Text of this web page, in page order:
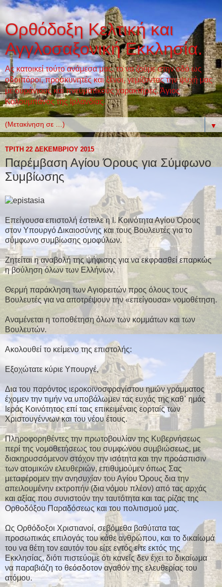
Ορθόδοξη Κελτική και
Αγγλοσαξονική Εκκλησία.
Ας κατοικεί τούτο ανάμεσα μας, το να ζούμε στην οδό ως
οδοιπόροι, προσκυνητές και ξένοι, γεμίζοντας την ψυχή μας
με ουράνιους και πνευματικούς χαρακτήρες. Άγιος
Κολουμπάνος της Ιρλανδίας.
▼
ΤΡΊΤΗ 22 ΔΕΚΕΜΒΡΊΟΥ 2015
Παρέμβαση Αγίου Όρους για Σύμφωνο
Συμβίωσης
Επείγουσα επιστολή έστειλε η Ι. Κοινότητα Αγίου Όρους
στον Υπουργό Δικαιοσύνης και τους Βουλευτές για το
σύμφωνο συμβίωσης ομοφύλων.
Ζητείται η αναβολή της ψήφισης για να εκφρασθεί επαρκώς
η βούληση όλων των Ελλήνων.
Θερμή παράκληση των Αγιορειτών προς όλους τους
Βουλευτές για να αποτρέψουν την «επείγουσα» νομοθέτηση.
Αναμένεται η τοποθέτηση όλων των κομμάτων και των
Βουλευτών.
Ακολουθεί το κείμενο της επιστολής:
Εξοχώτατε κύριε Υπουργέ,
Δια του παρόντος ιεροκοινοσφραγίστου ημών γράμματος
έχομεν την τιμήν να υποβάλωμεν τας ευχάς της καθ᾽ ημάς
Ιεράς Κοινότητος επί ταις επικειμέναις εορταίς των
Χριστουγέννων και του νέου έτους.
Πληροφορηθέντες την πρωτοβουλίαν της Κυβερνήσεως
περί της νομοθετήσεως του συμφώνου συμβιώσεως, με
διακηρυσσόμενον στόχον την ισότητα και την προάσπισιν
των ατομικών ελευθεριών, επιθυμούμεν όπως Σας
μεταφέρομεν την ανησυχίαν του Αγίου Όρους δια την
απειλουμένην εκτροπήν (δια νόμου πλέον) από τας αρχάς
και αξίας που συνιστούν την ταυτότητα και τας ρίζας της
Ορθοδόξου Παραδόσεως και του πολιτισμού μας.
Ως Ορθόδοξοι Χριστιανοί, σεβόμεθα βαθύτατα τας
προσωπικάς επιλογάς του κάθε ανθρώπου, και το δικαίωμά
του να θέτη τον εαυτόν του είτε εντός είτε εκτός της
Εκκλησίας, διότι πιστεύομε ότι κανείς δεν έχει το δικαίωμα
να παραβιάζη το θεόσδοτον αγαθόν της ελευθερίας του
ατόμου.